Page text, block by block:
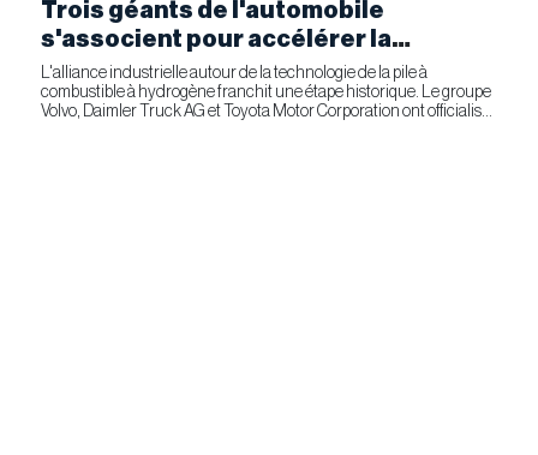
Trois géants de l'automobile
s'associent pour accélérer la
fabrication industrielle de piles à
combustible pour le transport
commercial
L'alliance industrielle autour de la technologie de la pile à
combustible à hydrogène franchit une étape historique. Le groupe
Volvo, Daimler Truck AG et Toyota Motor Corporation ont officialisé